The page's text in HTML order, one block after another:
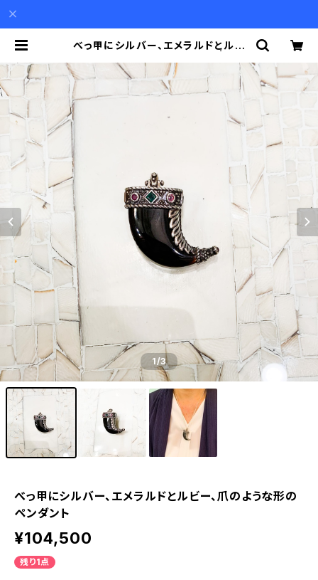
べっ甲にシルバー、エメラルドとルビ
o Mori
1/3
べっ甲にシルバー、エメラルドとルビー、爪のような形の
ペンダント
¥104,500
残り1点